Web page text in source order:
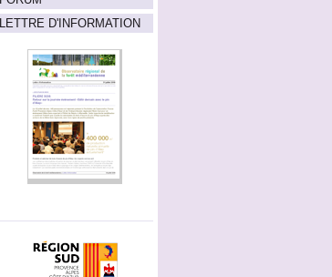
LETTRE D'INFORMATION